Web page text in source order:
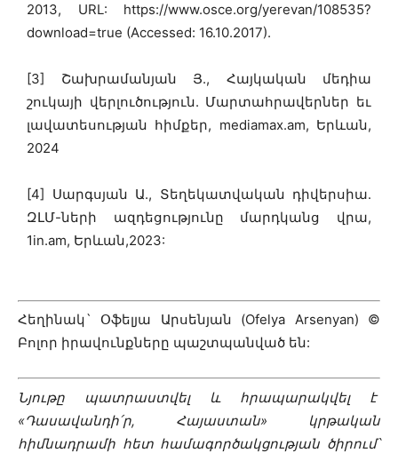
2013, URL: https://www.osce.org/yerevan/108535?
download=true (Accessed: 16.10.2017).
[3] Շախրամանյան Յ., Հայկական մեդիա
շուկայի վերլուծություն. Մարտահրավերներ եւ
լավատեսության հիմքեր, mediamax.am, Երևան,
2024
[4] Սարգսյան Ա., Տեղեկատվական դիվերսիա․
ԶԼՄ-ների ազդեցությունը մարդկանց վրա,
1in.am, Երևան,2023:
Հեղինակ` Օֆելյա Արսենյան (Ofelya Arsenyan) ©
Բոլոր իրավունքները պաշտպանված են:
Նյութը պատրաստվել և հրապարակվել է
«Դասավանդի՛ր, Հայաստան» կրթական
հիմնադրամի հետ համագործակցության ծիրում՝